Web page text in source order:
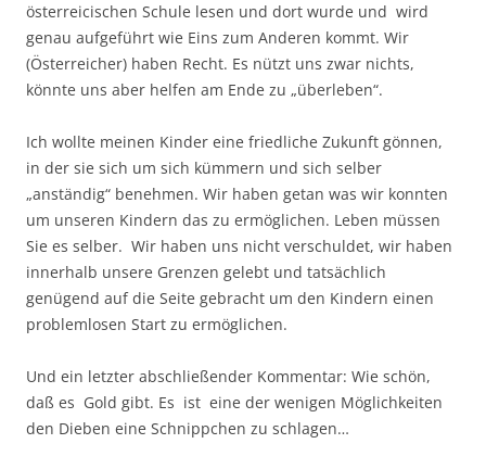
österreicischen Schule lesen und dort wurde und wird
genau aufgeführt wie Eins zum Anderen kommt. Wir
(Österreicher) haben Recht. Es nützt uns zwar nichts,
könnte uns aber helfen am Ende zu „überleben“.
Ich wollte meinen Kinder eine friedliche Zukunft gönnen,
in der sie sich um sich kümmern und sich selber
„anständig“ benehmen. Wir haben getan was wir konnten
um unseren Kindern das zu ermöglichen. Leben müssen
Sie es selber. Wir haben uns nicht verschuldet, wir haben
innerhalb unsere Grenzen gelebt und tatsächlich
genügend auf die Seite gebracht um den Kindern einen
problemlosen Start zu ermöglichen.
Und ein letzter abschließender Kommentar: Wie schön,
daß es Gold gibt. Es ist eine der wenigen Möglichkeiten
den Dieben eine Schnippchen zu schlagen…